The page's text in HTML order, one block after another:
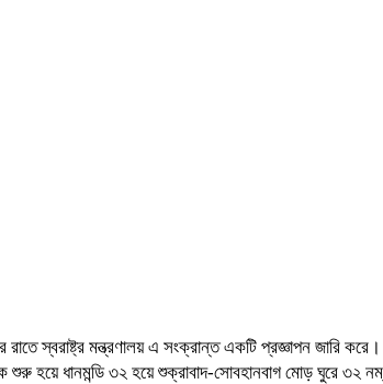
স্বরাষ্ট্র মন্ত্রণালয় এ সংক্রান্ত একটি প্রজ্ঞাপন জারি
শুরু হয়ে ধানমন্ডি ৩২ হয়ে শুক্রাবাদ-সোবহানবাগ মোড় ঘুরে ৩২